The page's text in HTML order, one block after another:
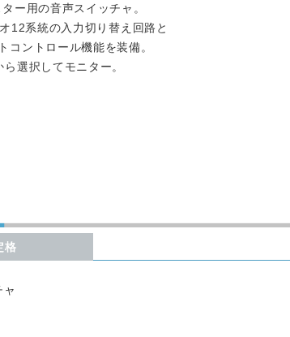
ー用の音声スイッチャ。
12系統の入力切り替え回路と
コントロール機能を装備。
選択してモニター。
格